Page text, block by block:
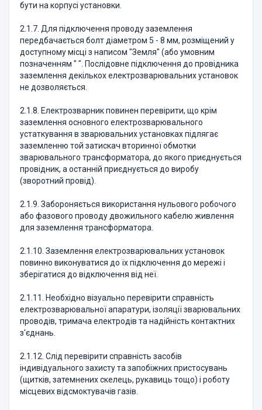
бути на корпусі установки.
2.1.7. Для підключення проводу заземлення
передбачається болт діаметром 5 - 8 мм, розміщений у
доступному місці з написом "Земля" (або умовним
позначенням " ". Послідовне підключення до провідника
заземлення декількох електрозварювальних установок
не дозволяється.
2.1.8. Електрозварник повинен перевірити, що крім
заземлення основного електрозварювального
устаткування в зварювальних установках підлягає
заземленню той затискач вторинної обмотки
зварювального трансформатора, до якого приєднується
провідник, а останній приєднується до виробу
(зворотний провід).
2.1.9. Забороняється використання нульового робочого
або фазового проводу двожильного кабелю живлення
для заземлення трансформатора.
2.1.10. Заземлення електрозварювальних установок
повинно виконуватися до їх підключення до мережі і
зберігатися до відключення від неї.
2.1.11. Необхідно візуально перевірити справність
електрозварювальної апаратури, ізоляції зварювальних
проводів, тримача електродів та надійність контактних
з'єднань.
2.1.12. Слід перевірити справність засобів
індивідуального захисту та запобіжних пристосувань
(щитків, затемнених скелець, рукавиць тощо) і роботу
місцевих відсмоктувачів газів.